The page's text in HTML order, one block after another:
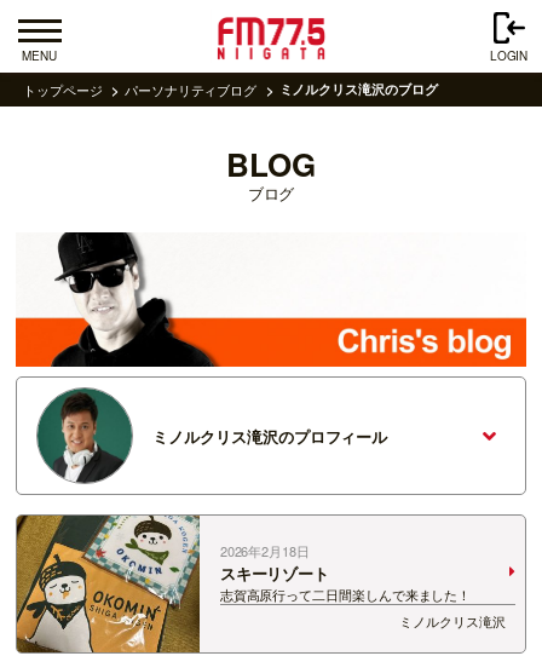
MENU LOGIN
トップページ パーソナリティブログ ミノルクリス滝沢のブログ
BLOG
ブログ
ミノルクリス滝沢のプロフィール
2026年2月18日
スキーリゾート
志賀高原行って二日間楽しんで来ました！
ミノルクリス滝沢